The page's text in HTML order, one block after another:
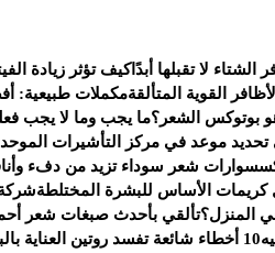
الشتاء لا تقبلها أبدًاكيف تؤثر زيادة
القوية المتألقةمكملات طبيعية:
بوتوكس الشعر؟ما يجب وما لا يجب
موعد في مركز التأشيرات
شعر سوداء تزيد من دفء
كريمات الأساس للبشرة المختلطة
المنزل؟تألقي بأحدث صبغات شعر
10 أخطاء شائعة تفسد روتين العناية بالبشرة